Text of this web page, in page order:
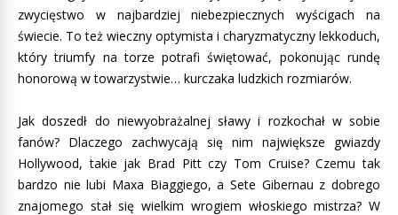
zwycięstwo w najbardziej niebezpiecznych wyścigach na
świecie. To też wieczny optymista i charyzmatyczny lekkoduch,
który triumfy na torze potrafi świętować, pokonując rundę
honorową w towarzystwie… kurczaka ludzkich rozmiarów.
Jak doszedł do niewyobrażalnej sławy i rozkochał w sobie
fanów? Dlaczego zachwycają się nim największe gwiazdy
Hollywood, takie jak Brad Pitt czy Tom Cruise? Czemu tak
bardzo nie lubi Maxa Biaggiego, a Sete Gibernau z dobrego
znajomego stał się wielkim wrogiem włoskiego mistrza? W